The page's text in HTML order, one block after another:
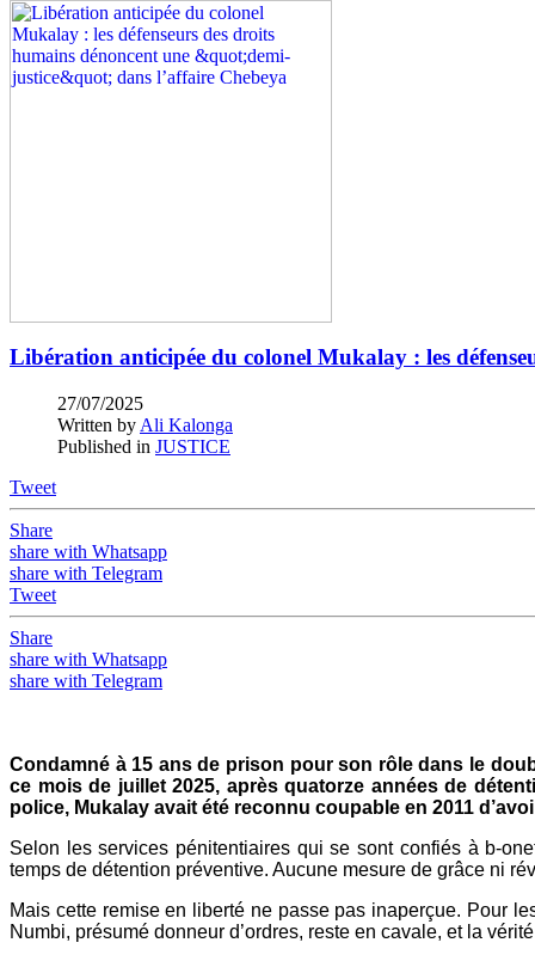
Libération anticipée du colonel Mukalay : les
27/07/2025
Written by Ali Kalonga
Published in JUSTICE
Tweet
Share
share with Whatsapp
share with Telegram
Tweet
Share
share with Whatsapp
share with Telegram
Condamné à 15 ans de prison pour son rôle dans le
ce mois de juillet 2025, après quatorze années de
police, Mukalay avait été reconnu coupable en 2011
Selon les services pénitentiaires qui se sont confiés à b-
temps de détention préventive. Aucune mesure de grâce ni
Mais cette remise en liberté ne passe pas inaperçue. Pour
Numbi, présumé donneur d’ordres, reste en cavale, et la